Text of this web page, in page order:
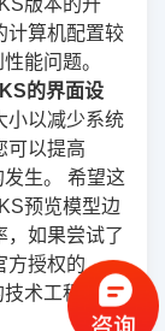
版本的升
计算机配置较
能问题。
的界面设
小以减少系统
可以提高
生。 希望这
预览模型边
，如果尝试了
方授权的
术工程师会